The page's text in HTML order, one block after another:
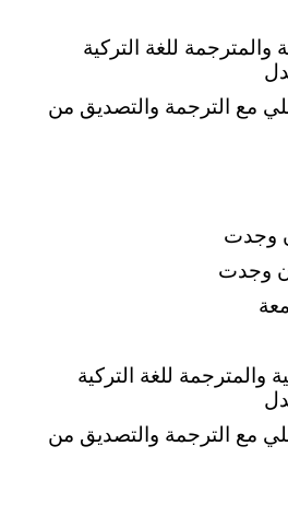
والمترجمة للغة التركية
مع الترجمة والتصديق من
والمترجمة للغة التركية
مع الترجمة والتصديق من